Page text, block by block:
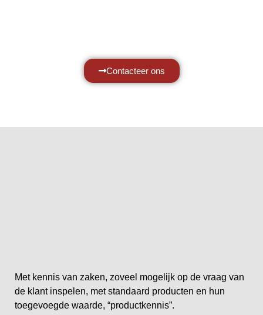
Contacteer ons
Met kennis van zaken, zoveel mogelijk op de vraag van
de klant inspelen, met standaard producten en hun
toegevoegde waarde, “productkennis”.